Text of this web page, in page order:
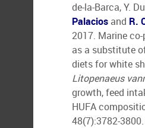
de-la-Barca, Y.
Palacios and R.
2017. Marine
as a substitute
diets for white
Litopenaeus
growth, feed
HUFA
48(7):3782-